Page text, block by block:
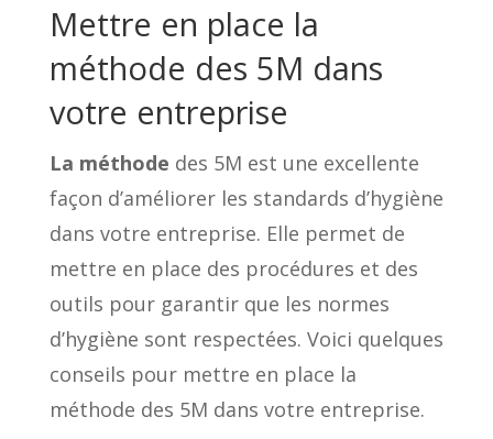
Mettre en place la
méthode des 5M dans
votre entreprise
La méthode des 5M est une excellente
façon d’améliorer les standards d’hygiène
dans votre entreprise. Elle permet de
mettre en place des procédures et des
outils pour garantir que les normes
d’hygiène sont respectées. Voici quelques
conseils pour mettre en place la
méthode des 5M dans votre entreprise.